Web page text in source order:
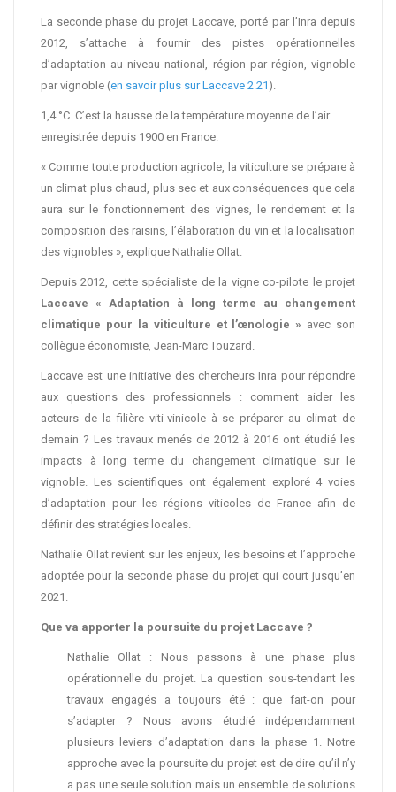
La seconde phase du projet Laccave, porté par l’Inra depuis
2012, s’attache à fournir des pistes opérationnelles
d’adaptation au niveau national, région par région, vignoble
par vignoble (en savoir plus sur Laccave 2.21 ).
1,4 °C. C’est la hausse de la température moyenne de l’air
enregistrée depuis 1900 en France.
« Comme toute production agricole, la viticulture se prépare à
un climat plus chaud, plus sec et aux conséquences que cela
aura sur le fonctionnement des vignes, le rendement et la
composition des raisins, l’élaboration du vin et la localisation
des vignobles », explique Nathalie Ollat.
Depuis 2012, cette spécialiste de la vigne co-pilote le projet
Laccave « Adaptation à long terme au changement
climatique pour la viticulture et l’œnologie » avec son
collègue économiste, Jean-Marc Touzard.
Laccave est une initiative des chercheurs Inra pour répondre
aux questions des professionnels : comment aider les
acteurs de la filière viti-vinicole à se préparer au climat de
demain ? Les travaux menés de 2012 à 2016 ont étudié les
impacts à long terme du changement climatique sur le
vignoble. Les scientifiques ont également exploré 4 voies
d’adaptation pour les régions viticoles de France afin de
définir des stratégies locales.
Nathalie Ollat revient sur les enjeux, les besoins et l’approche
adoptée pour la seconde phase du projet qui court jusqu’en
2021.
Que va apporter la poursuite du projet Laccave ?
Nathalie Ollat : Nous passons à une phase plus
opérationnelle du projet. La question sous-tendant les
travaux engagés a toujours été : que fait-on pour
s’adapter ? Nous avons étudié indépendamment
plusieurs leviers d’adaptation dans la phase 1. Notre
approche avec la poursuite du projet est de dire qu’il n’y
a pas une seule solution mais un ensemble de solutions